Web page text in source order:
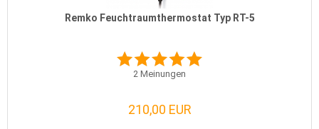
Remko Feuchtraumthermostat Typ RT-5
2 Meinungen
210,00 EUR